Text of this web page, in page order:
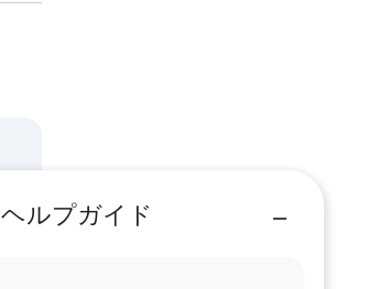
ヘルプガイド